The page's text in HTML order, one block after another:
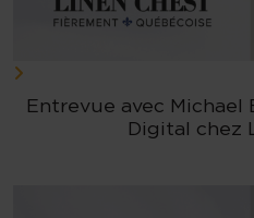
Entrevue avec Michael
Digital chez